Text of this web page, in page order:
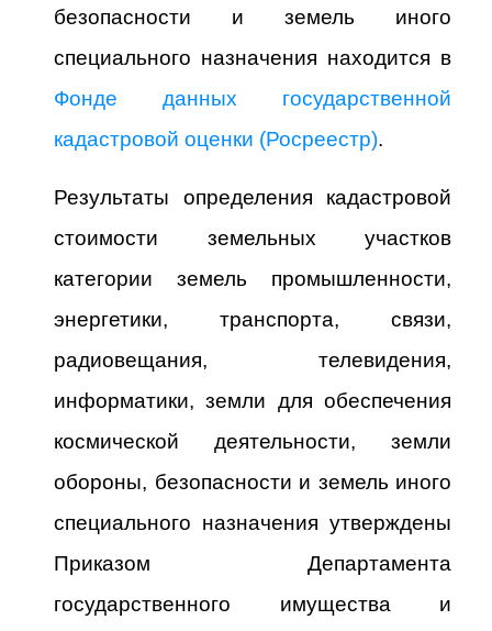
безопасности и земель иного
специального назначения находится в
Фонде данных государственной
кадастровой оценки (Росреестр).
Результаты определения кадастровой
стоимости земельных участков
категории земель промышленности,
энергетики, транспорта, связи,
радиовещания, телевидения,
информатики, земли для обеспечения
космической деятельности, земли
обороны, безопасности и земель иного
специального назначения утверждены
Приказом Департамента
государственного имущества и